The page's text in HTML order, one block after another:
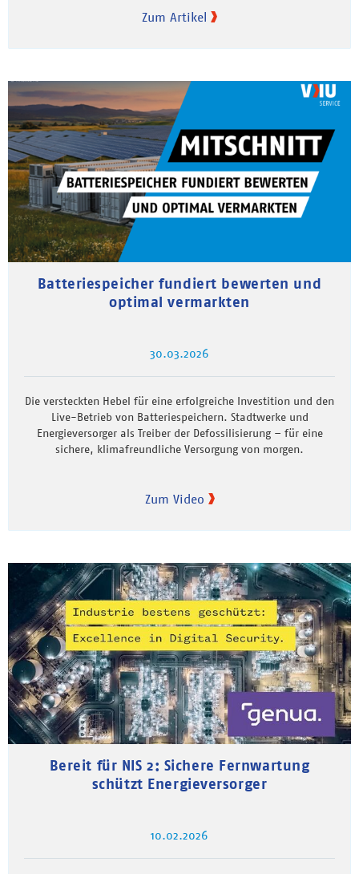
Zum Artikel
Batteriespeicher fundiert bewerten und
optimal vermarkten
30.03.2026
Die versteckten Hebel für eine erfolgreiche Investition und den
Live-Betrieb von Batteriespeichern. Stadtwerke und
Energieversorger als Treiber der Defossilisierung – für eine
sichere, klimafreundliche Versorgung von morgen.
Zum Video
Bereit für NIS 2: Sichere Fernwartung
schützt Energieversorger
10.02.2026